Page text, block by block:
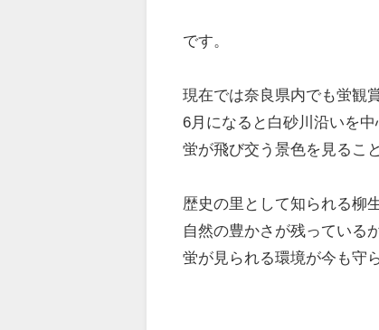
です。
現在では奈良県内でも蛍観
6月になると白砂川沿いを中
蛍が飛び交う景色を見るこ
歴史の里として知られる柳
自然の豊かさが残っている
蛍が見られる環境が今も守